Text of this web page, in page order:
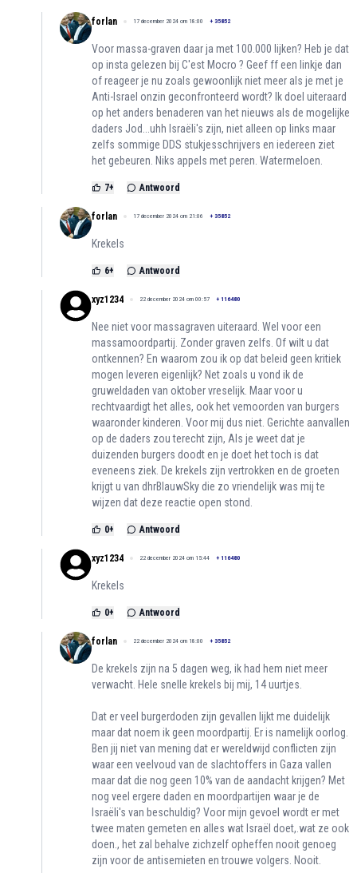
forlan 17 december 2024 om 18:00 + 35852
Voor massa-graven daar ja met 100.000 lijken? Heb je dat
op insta gelezen bij C'est Mocro ? Geef ff een linkje dan
of reageer je nu zoals gewoonlijk niet meer als je met je
Anti-Israel onzin geconfronteerd wordt? Ik doel uiteraard
op het anders benaderen van het nieuws als de mogelijke
daders Jod...uhh Israëli's zijn, niet alleen op links maar
zelfs sommige DDS stukjesschrijvers en iedereen ziet
het gebeuren. Niks appels met peren. Watermeloen.
7+ Antwoord
forlan 17 december 2024 om 21:06 + 35852
Krekels
6+ Antwoord
xyz1234 22 december 2024 om 00:57 + 116480
Nee niet voor massagraven uiteraard. Wel voor een
massamoordpartij. Zonder graven zelfs. Of wilt u dat
ontkennen? En waarom zou ik op dat beleid geen kritiek
mogen leveren eigenlijk? Net zoals u vond ik de
gruweldaden van oktober vreselijk. Maar voor u
rechtvaardigt het alles, ook het vemoorden van burgers
waaronder kinderen. Voor mij dus niet. Gerichte aanvallen
op de daders zou terecht zijn, Als je weet dat je
duizenden burgers doodt en je doet het toch is dat
eveneens ziek. De krekels zijn vertrokken en de groeten
krijgt u van dhrBlauwSky die zo vriendelijk was mij te
wijzen dat deze reactie open stond.
0+ Antwoord
xyz1234 22 december 2024 om 15:44 + 116480
Krekels
0+ Antwoord
forlan 22 december 2024 om 18:00 + 35852
De krekels zijn na 5 dagen weg, ik had hem niet meer
verwacht. Hele snelle krekels bij mij, 14 uurtjes.
Dat er veel burgerdoden zijn gevallen lijkt me duidelijk
maar dat noem ik geen moordpartij. Er is namelijk oorlog.
Ben jij niet van mening dat er wereldwijd conflicten zijn
waar een veelvoud van de slachtoffers in Gaza vallen
maar dat die nog geen 10% van de aandacht krijgen? Met
nog veel ergere daden en moordpartijen waar je de
Israëli's van beschuldig? Voor mijn gevoel wordt er met
twee maten gemeten en alles wat Israël doet,.wat ze ook
doen., het zal behalve zichzelf opheffen nooit genoeg
zijn voor de antisemieten en trouwe volgers. Nooit.